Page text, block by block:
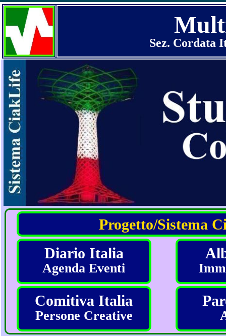
Sez. Cordata
Progetto/Sistema
Diario Italia
Agenda Eventi
Comitiva Italia
Persone Creative